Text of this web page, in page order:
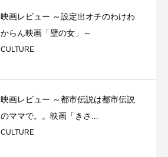
映画レビュー ～設定出オチのわけわ
からん映画「壁の女」～
CULTURE
映画レビュー ～都市伝説は都市伝説
のママで。。映画「きさ...
CULTURE